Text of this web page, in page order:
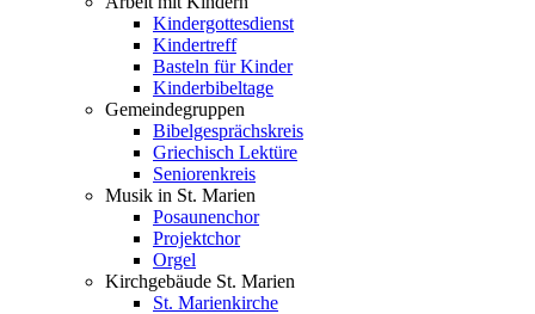
Kindergottesdienst
Kindertreff
Basteln für Kinder
Kinderbibeltage
Gemeindegruppen
Bibelgesprächskreis
Griechisch Lektüre
Seniorenkreis
Musik in St. Marien
Posaunenchor
Projektchor
Orgel
Kirchgebäude St. Marien
St. Marienkirche